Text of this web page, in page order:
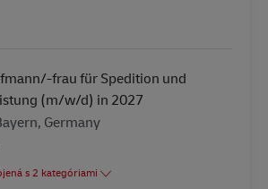
frau für Spedition und
(m/w/d) in 2027
Germany
s 2 kategóriami